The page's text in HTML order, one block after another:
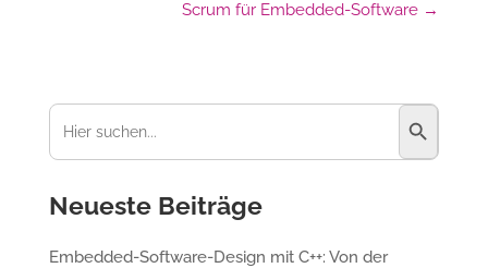
Scrum für Embedded-Software →
Suchen
nach:
Neueste Beiträge
Embedded-Software-Design mit C++: Von der